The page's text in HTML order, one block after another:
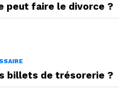
peut faire le divorce ?
billets de trésorerie ?